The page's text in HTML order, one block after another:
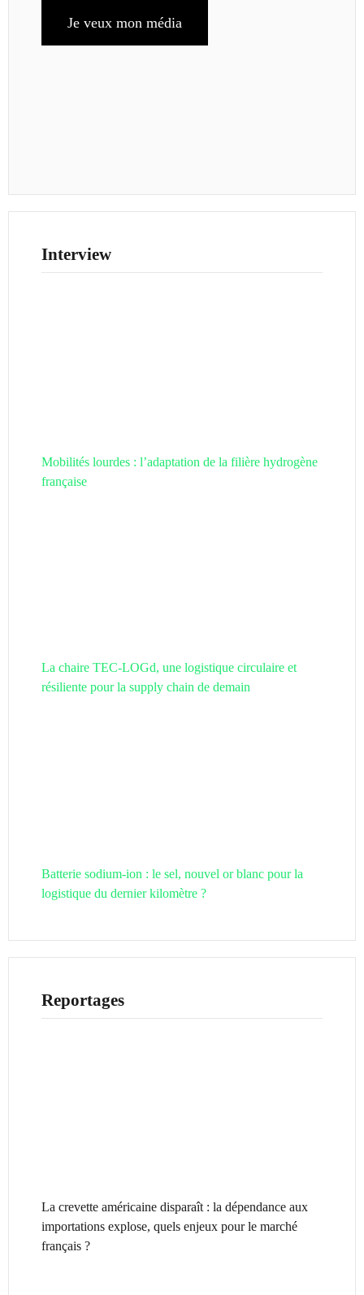
Je veux mon média
Interview
Mobilités lourdes : l’adaptation de la filière hydrogène
française
La chaire TEC-LOGd, une logistique circulaire et
résiliente pour la supply chain de demain
Batterie sodium-ion : le sel, nouvel or blanc pour la
logistique du dernier kilomètre ?
Reportages
La crevette américaine disparaît : la dépendance aux
importations explose, quels enjeux pour le marché
français ?